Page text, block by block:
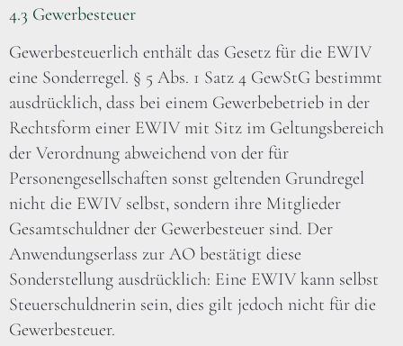
4.3 Gewerbesteuer
Gewerbesteuerlich enthält das Gesetz für die EWIV
eine Sonderregel. § 5 Abs. 1 Satz 4 GewStG bestimmt
ausdrücklich, dass bei einem Gewerbebetrieb in der
Rechtsform einer EWIV mit Sitz im Geltungsbereich
der Verordnung abweichend von der für
Personengesellschaften sonst geltenden Grundregel
nicht die EWIV selbst, sondern ihre Mitglieder
Gesamtschuldner der Gewerbesteuer sind. Der
Anwendungserlass zur AO bestätigt diese
Sonderstellung ausdrücklich: Eine EWIV kann selbst
Steuerschuldnerin sein, dies gilt jedoch nicht für die
Gewerbesteuer.